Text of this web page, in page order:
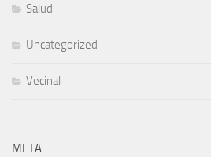
Salud
Uncategorized
Vecinal
META